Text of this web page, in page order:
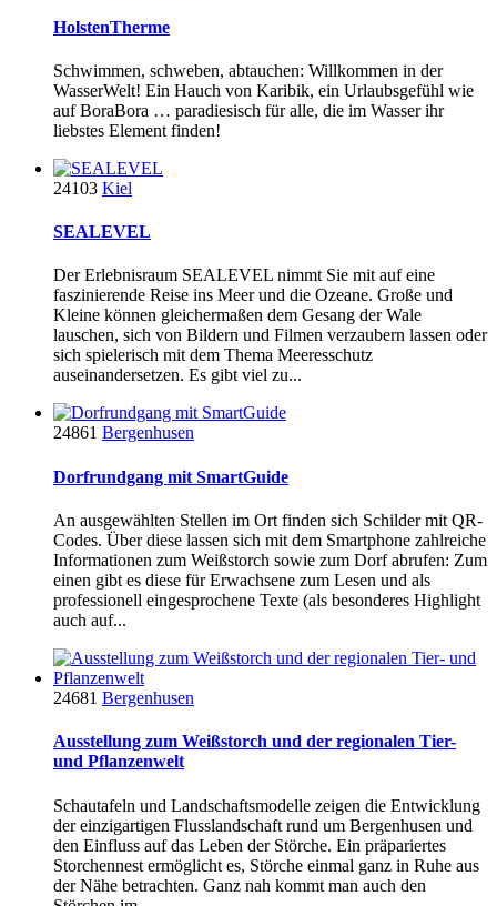
HolstenTherme
Schwimmen, schweben, abtauchen: Willkommen in der
WasserWelt! Ein Hauch von Karibik, ein Urlaubsgefühl wie
auf BoraBora … paradiesisch für alle, die im Wasser ihr
liebstes Element finden!
24103 Kiel
SEALEVEL
Der Erlebnisraum SEALEVEL nimmt Sie mit auf eine
faszinierende Reise ins Meer und die Ozeane. Große und
Kleine können gleichermaßen dem Gesang der Wale
lauschen, sich von Bildern und Filmen verzaubern lassen oder
sich spielerisch mit dem Thema Meeresschutz
auseinandersetzen. Es gibt viel zu...
24861 Bergenhusen
Dorfrundgang mit SmartGuide
An ausgewählten Stellen im Ort finden sich Schilder mit QR-
Codes. Über diese lassen sich mit dem Smartphone zahlreiche
Informationen zum Weißstorch sowie zum Dorf abrufen: Zum
einen gibt es diese für Erwachsene zum Lesen und als
professionell eingesprochene Texte (als besonderes Highlight
auch auf...
24681 Bergenhusen
Ausstellung zum Weißstorch und der regionalen Tier-
und Pflanzenwelt
Schautafeln und Landschaftsmodelle zeigen die Entwicklung
der einzigartigen Flusslandschaft rund um Bergenhusen und
den Einfluss auf das Leben der Störche. Ein präpariertes
Storchennest ermöglicht es, Störche einmal ganz in Ruhe aus
der Nähe betrachten. Ganz nah kommt man auch den